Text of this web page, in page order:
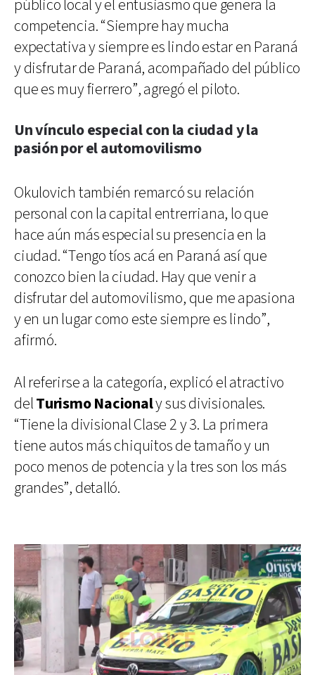
público local y el entusiasmo que genera la
competencia. “Siempre hay mucha
expectativa y siempre es lindo estar en Paraná
y disfrutar de Paraná, acompañado del público
que es muy fierrero”, agregó el piloto.
Un vínculo especial con la ciudad y la
pasión por el automovilismo
Okulovich también remarcó su relación
personal con la capital entrerriana, lo que
hace aún más especial su presencia en la
ciudad. “Tengo tíos acá en Paraná así que
conozco bien la ciudad. Hay que venir a
disfrutar del automovilismo, que me apasiona
y en un lugar como este siempre es lindo”,
afirmó.
Al referirse a la categoría, explicó el atractivo
delTurismo Nacionaly sus divisionales.
“Tiene la divisional Clase 2 y 3. La primera
tiene autos más chiquitos de tamaño y un
poco menos de potencia y la tres son los más
grandes”, detalló.